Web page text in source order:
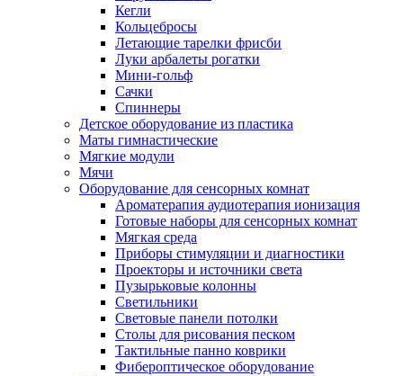
Кегли
Кольцебросы
Летающие тарелки фрисби
Луки арбалеты рогатки
Мини-гольф
Сачки
Спиннеры
Детское оборудование из пластика
Маты гимнастические
Мягкие модули
Мячи
Оборудование для сенсорных комнат
Ароматерапия аудиотерапия ионизация
Готовые наборы для сенсорных комнат
Мягкая среда
Приборы стимуляции и диагностики
Проекторы и источники света
Пузырьковые колонны
Светильники
Световые панели потолки
Столы для рисования песком
Тактильные панно коврики
Фибероптическое оборудование